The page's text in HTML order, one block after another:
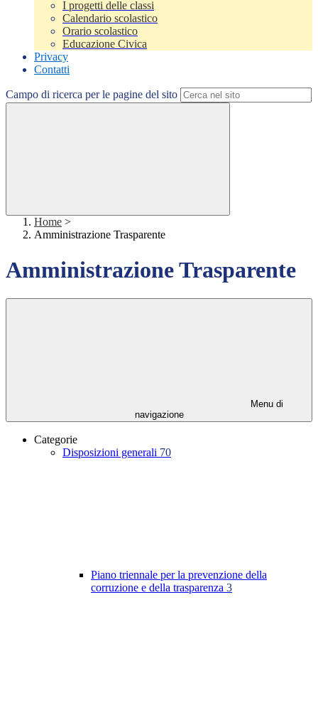
I progetti delle classi
Calendario scolastico
Orario scolastico
Educazione Civica
Privacy
Contatti
Campo di ricerca per le pagine del sito
Home >
Amministrazione Trasparente
Amministrazione Trasparente
Menu di
navigazione
Categorie
Disposizioni generali 70
Piano triennale per la prevenzione della
corruzione e della trasparenza 3